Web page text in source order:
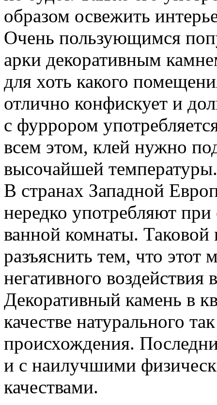
образом освежить
Очень пользующимся
арки декоративным
для хоть какого
отлично конфискует и
с фуррором
всем этом, клей нужно
высочайшей температуры.
В странах Западной
нередко употребляют
ванной комнаты.
разъяснить тем, что этот
негативного воздействия
Декоративный камень в
качестве натурального
происхождения.
и с наилучшими
качествами.